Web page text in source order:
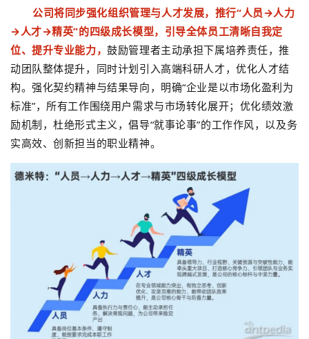
公司将同步强化组织管理与人才发展，推行“人员→人力
→人才→精英”的四级成长模型，引导全体员工清晰自我定
位、提升专业能力，鼓励管理者主动承担下属培养责任，推
动团队整体提升，同时计划引入高端科研人才，优化人才结
构。强化契约精神与结果导向，明确“企业是以市场化盈利为
标准”，所有工作围绕用户需求与市场转化展开；优化绩效激
励机制，杜绝形式主义，倡导“就事论事”的工作作风，以及务
实高效、创新担当的职业精神。